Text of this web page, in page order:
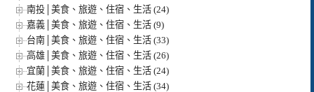
南投│美食、旅遊、住宿、生活 (24)
嘉義│美食、旅遊、住宿、生活 (9)
台南│美食、旅遊、住宿、生活 (33)
高雄│美食、旅遊、住宿、生活 (26)
宜蘭│美食、旅遊、住宿、生活 (24)
花蓮│美食、旅遊、住宿、生活 (34)